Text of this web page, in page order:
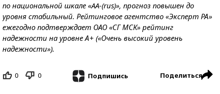
по национальной шкале «AA-(rus)», прогноз повышен до
уровня стабильный. Рейтинговое агентство «Эксперт РА»
ежегодно подтверждает ОАО «СГ МСК» рейтинг
надежности на уровне А+ («Очень высокий уровень
надежности»).
0 0 Подпишись Поделиться